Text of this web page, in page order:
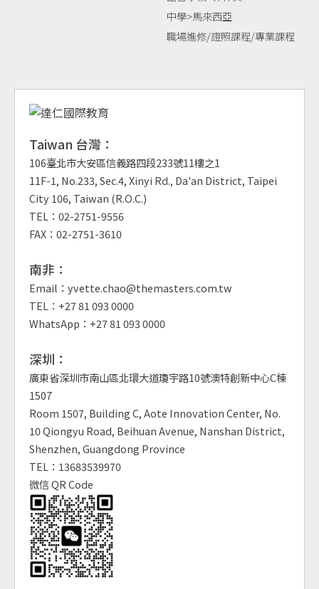
中學>馬來西亞
職場進修/證照課程/專業課程
Taiwan 台灣：
106臺北市大安區信義路四段233號11樓之1
11F-1, No.233, Sec.4, Xinyi Rd., Da'an District, Taipei
City 106, Taiwan (R.O.C.)
TEL：02-2751-9556
FAX：02-2751-3610
南非：
Email：yvette.chao@themasters.com.tw
TEL：+27 81 093 0000
WhatsApp：+27 81 093 0000
深圳：
廣東省深圳市南山區北環大道瓊宇路10號澳特創新中心C棟
1507
Room 1507, Building C, Aote Innovation Center, No.
10 Qiongyu Road, Beihuan Avenue, Nanshan District,
Shenzhen, Guangdong Province
TEL：13683539970
微信 QR Code